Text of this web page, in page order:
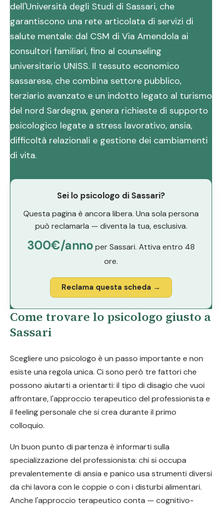
dell'Università degli Studi di Sassari, che
garantiscono una rete articolata di servizi di
salute mentale: dal CSM di Via Amendola ai
consultori familiari, fino al counseling
universitario UNISS. Il tessuto economico
sassarese, che combina settore pubblico,
terziario avanzato e un indotto legato al turismo
del nord Sardegna, genera richieste di supporto
psicologico legate a stress lavorativo, ansia,
difficoltà relazionali e gestione dei cambiamenti
di vita.
Sei lo psicologo di Sassari?
Questa pagina è ancora libera. Una sola persona
può reclamarla — diventa la tua, esclusiva.
300€/annoper Sassari. Attiva entro 48
ore.
Reclama questa scheda →
Come trovare lo psicologo giusto a
Sassari
Scegliere uno psicologo è un passo importante e non
esiste una regola unica. Ci sono però tre fattori che
possono aiutarti a orientarti: il tipo di disagio che vuoi
affrontare, l'approccio terapeutico del professionista e
il feeling personale che si crea durante il primo
colloquio.
Un buon punto di partenza è informarti sulla
specializzazione del professionista: chi si occupa
prevalentemente di ansia e panico usa strumenti diversi
da chi lavora con le coppie o con i disturbi alimentari.
Anche l'approccio terapeutico conta — cognitivo-